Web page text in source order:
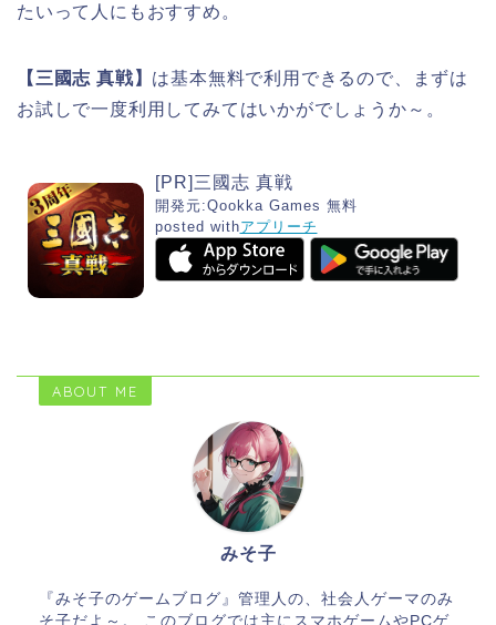
たいって人にもおすすめ。
【三國志 真戦】 は基本無料で利用できるので、まずは
お試しで一度利用してみてはいかがでしょうか～。
[PR]三國志 真戦
開発元:Qookka Games 無料
posted withアプリーチ
ABOUT ME
みそ子
『みそ子のゲームブログ』管理人の、社会人ゲーマのみ
そ子だよ～。 このブログでは主にスマホゲームやPCゲ